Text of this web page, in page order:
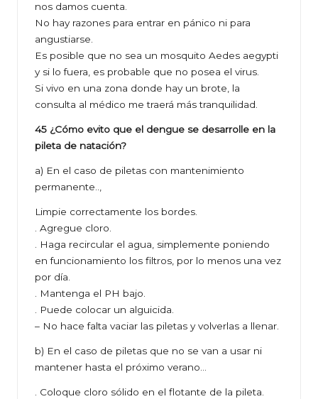
nos damos cuenta.
No hay razones para entrar en pánico ni para
angustiarse.
Es posible que no sea un mosquito Aedes aegypti
y si lo fuera, es probable que no posea el virus.
Si vivo en una zona donde hay un brote, la
consulta al médico me traerá más tranquilidad.
45 ¿Cómo evito que el dengue se desarrolle en la
pileta de natación?
a) En el caso de piletas con mantenimiento
permanente..,
Limpie correctamente los bordes.
. Agregue cloro.
. Haga recircular el agua, simplemente poniendo
en funcionamiento los filtros, por lo menos una vez
por día.
. Mantenga el PH bajo.
. Puede colocar un alguicida.
– No hace falta vaciar las piletas y volverlas a llenar.
b) En el caso de piletas que no se van a usar ni
mantener hasta el próximo verano…
. Coloque cloro sólido en el flotante de la pileta.